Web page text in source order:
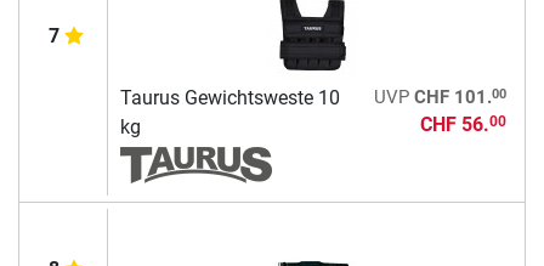
7
Taurus Gewichtsweste 10
kg
UVP CHF 101.00
CHF 56.00